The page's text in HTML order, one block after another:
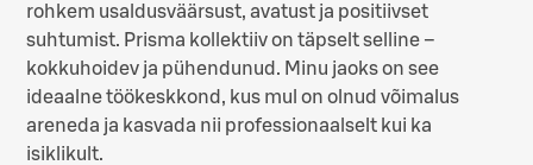
rohkem usaldusväärsust, avatust ja positiivset
suhtumist. Prisma kollektiiv on täpselt selline –
kokkuhoidev ja pühendunud. Minu jaoks on see
ideaalne töökeskkond, kus mul on olnud võimalus
areneda ja kasvada nii professionaalselt kui ka
isiklikult.